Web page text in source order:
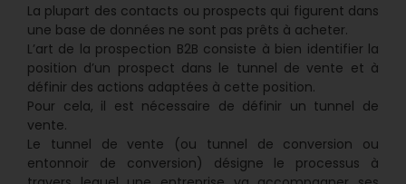
La plupart des contacts ou prospects qui figurent dans
une base de données ne sont pas prêts à acheter.
L’art de la prospection B2B consiste à bien identifier la
position d’un prospect dans le tunnel de vente et à
définir des actions adaptées à cette position.
Pour cela, il est nécessaire de définir un tunnel de
vente.
Le tunnel de vente (ou tunnel de conversion ou
entonnoir de conversion) désigne le processus à